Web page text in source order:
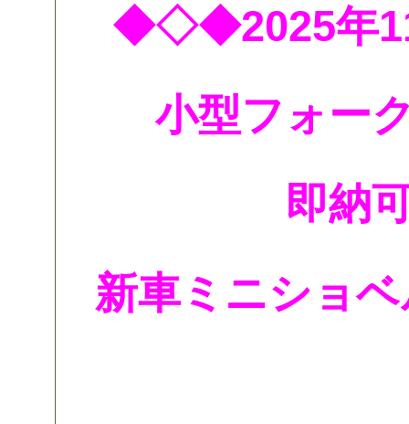
◆◇◆2025年
小型フォー
即納
新車ミニショ